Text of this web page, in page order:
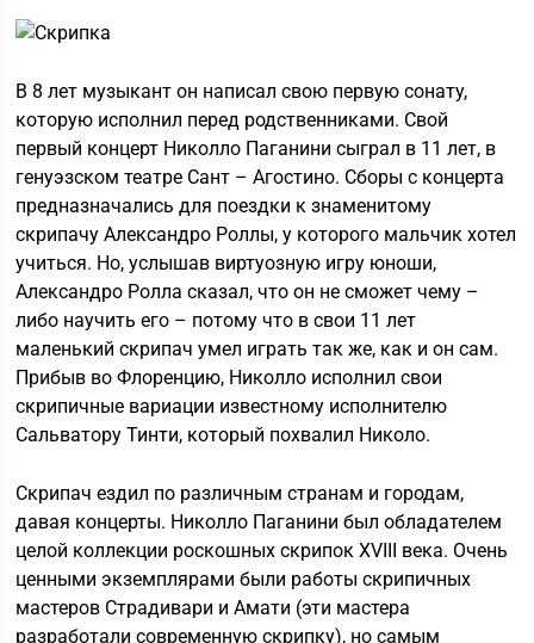
В 8 лет музыкант он написал свою первую сонату,
которую исполнил перед родственниками. Свой
первый концерт Николло Паганини сыграл в 11 лет, в
генуэзском театре Сант – Агостино. Сборы с концерта
предназначались для поездки к знаменитому
скрипачу Александро Роллы, у которого мальчик хотел
учиться. Но, услышав виртуозную игру юноши,
Александро Ролла сказал, что он не сможет чему –
либо научить его – потому что в свои 11 лет
маленький скрипач умел играть так же, как и он сам.
Прибыв во Флоренцию, Николло исполнил свои
скрипичные вариации известному исполнителю
Сальватору Тинти, который похвалил Николо.
Скрипач ездил по различным странам и городам,
давая концерты. Николло Паганини был обладателем
целой коллекции роскошных скрипок ХVIII века. Очень
ценными экземплярами были работы скрипичных
мастеров Страдивари и Амати (эти мастера
разработали современную скрипку), но самым